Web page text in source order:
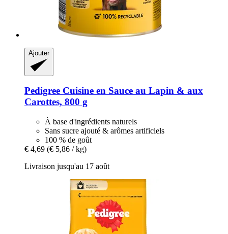
Ajouter
Pedigree Cuisine en Sauce au Lapin & aux
Carottes, 800 g
À base d'ingrédients naturels
Sans sucre ajouté & arômes artificiels
100 % de goût
€ 4,69 (€ 5,86 / kg)
Livraison jusqu'au 17 août